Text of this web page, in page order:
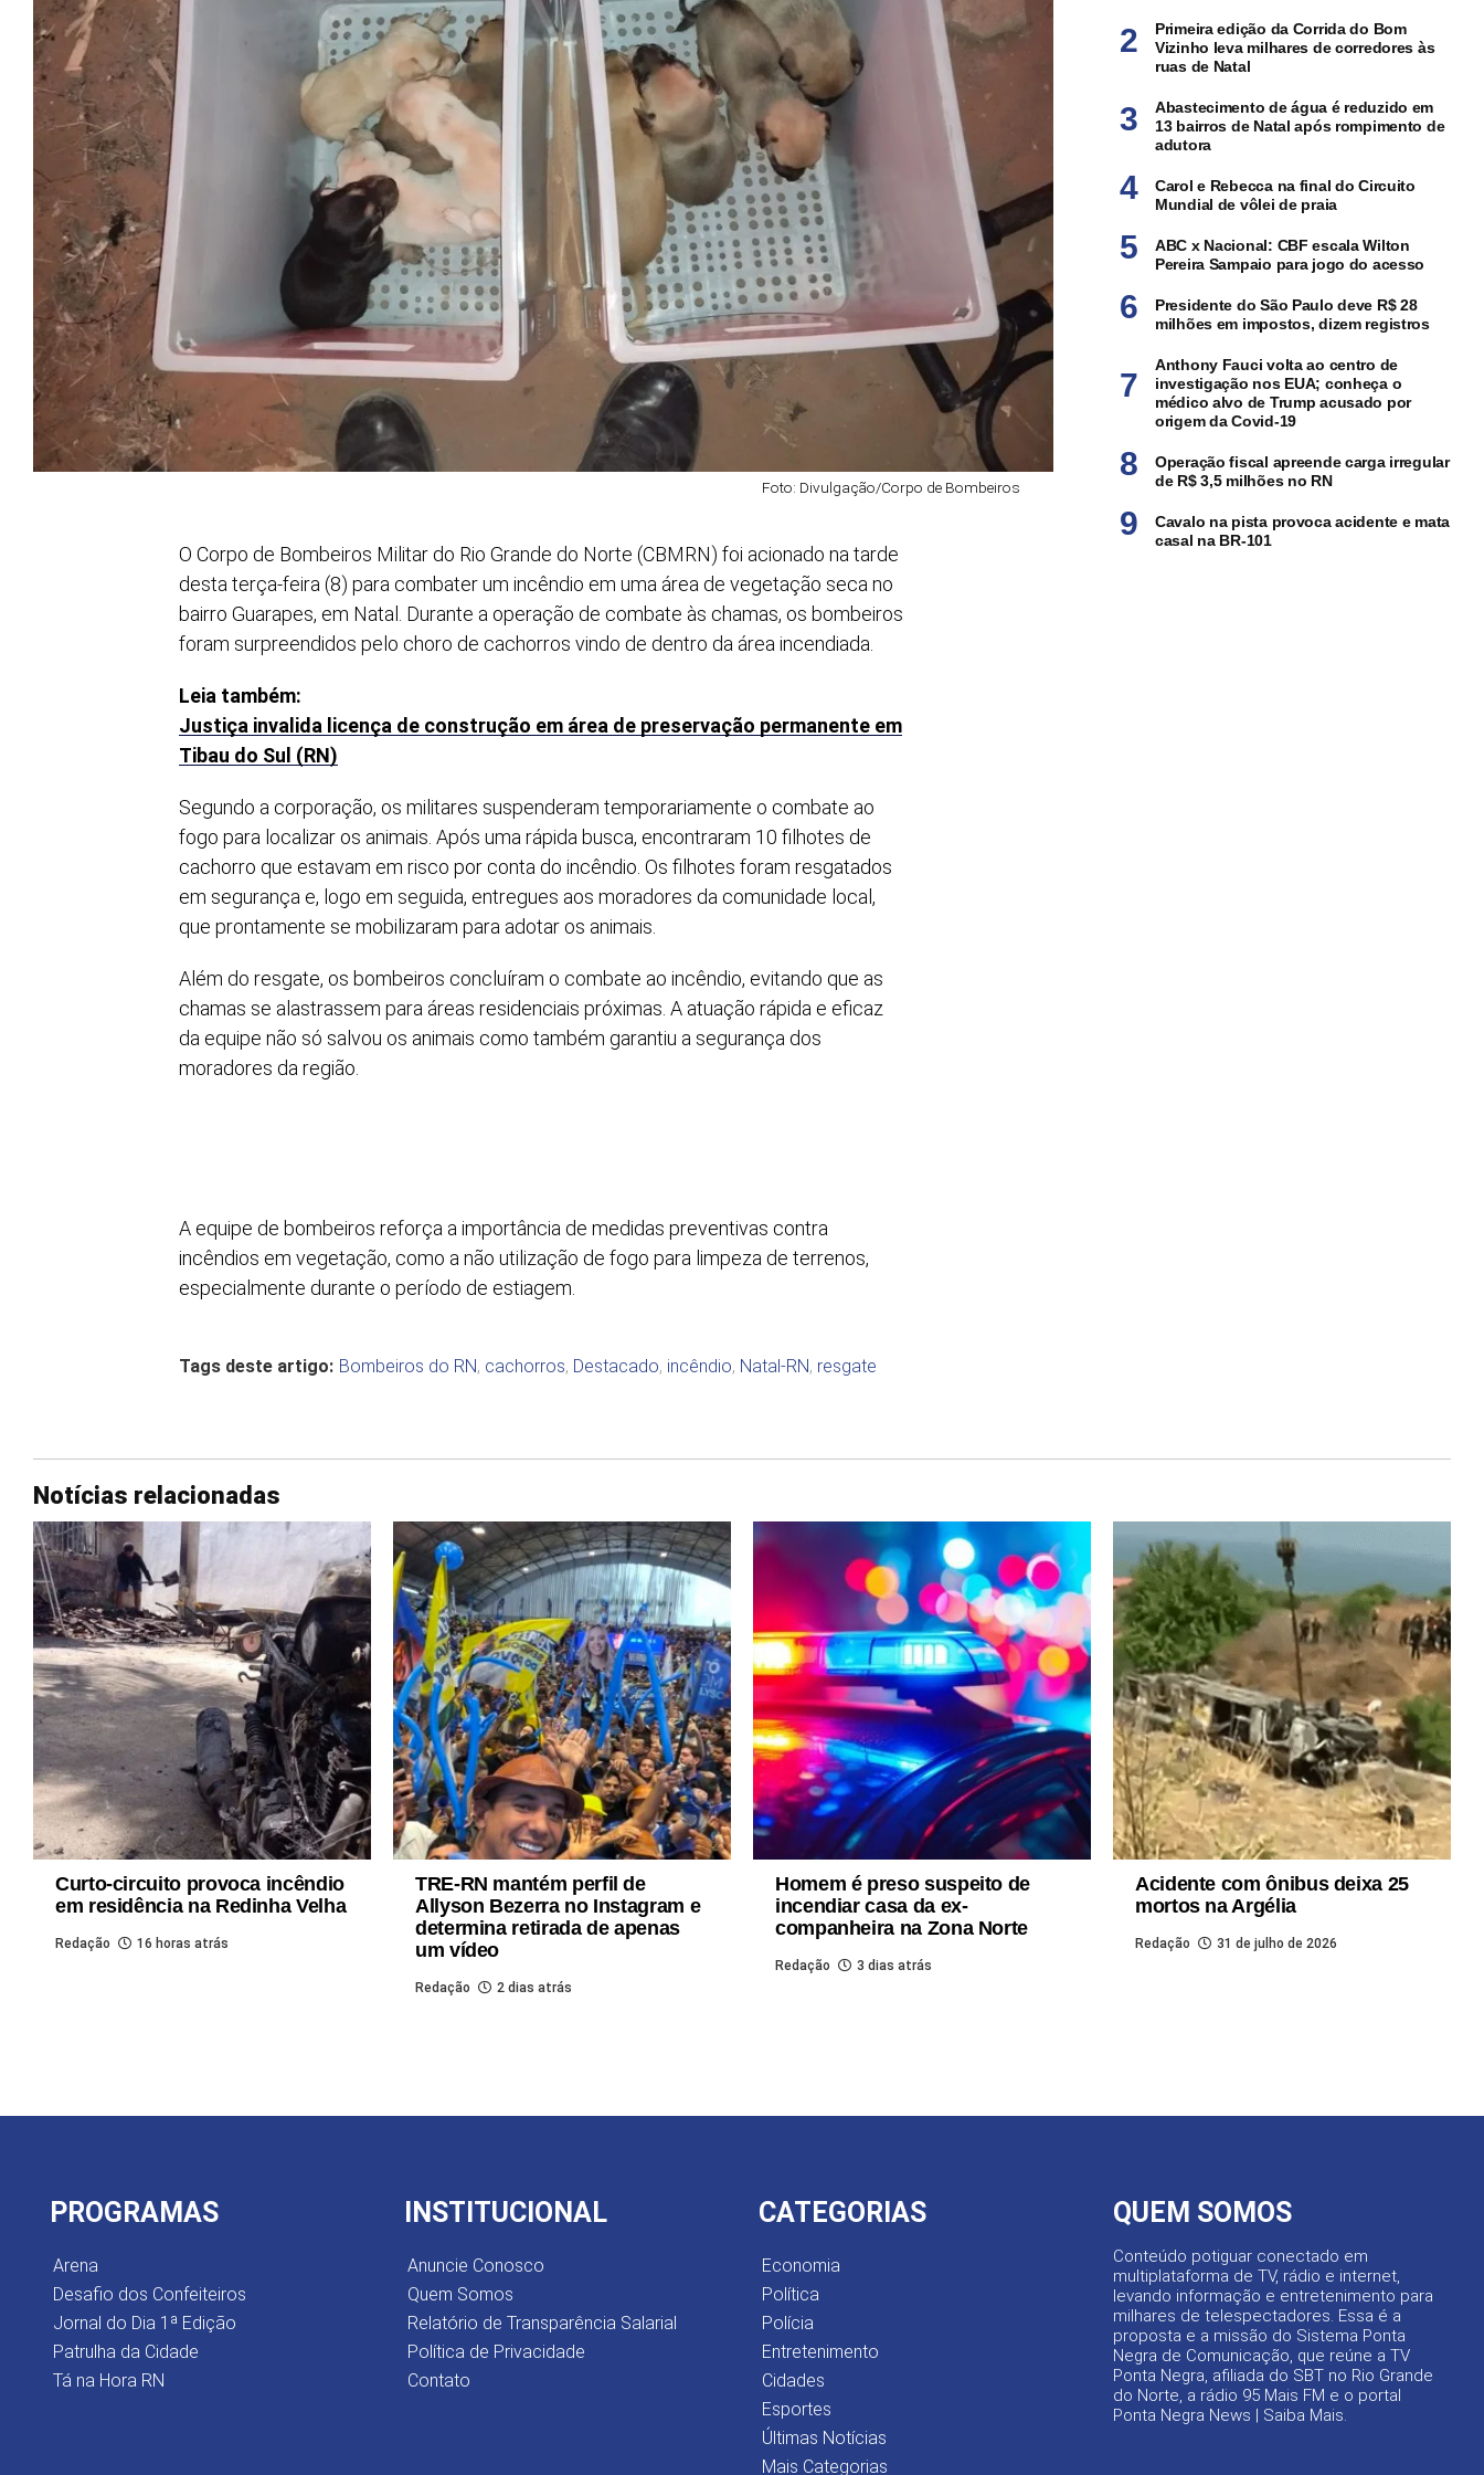
Foto: Divulgação/Corpo de Bombeiros
O Corpo de Bombeiros Militar do Rio Grande do Norte (CBMRN) foi acionado na tarde
desta terça-feira (8) para combater um incêndio em uma área de vegetação seca no
bairro Guarapes, em Natal. Durante a operação de combate às chamas, os bombeiros
foram surpreendidos pelo choro de cachorros vindo de dentro da área incendiada.
Leia também:
Justiça invalida licença de construção em área de preservação permanente em
Tibau do Sul (RN)
Segundo a corporação, os militares suspenderam temporariamente o combate ao
fogo para localizar os animais. Após uma rápida busca, encontraram 10 filhotes de
cachorro que estavam em risco por conta do incêndio. Os filhotes foram resgatados
em segurança e, logo em seguida, entregues aos moradores da comunidade local,
que prontamente se mobilizaram para adotar os animais.
Além do resgate, os bombeiros concluíram o combate ao incêndio, evitando que as
chamas se alastrassem para áreas residenciais próximas. A atuação rápida e eficaz
da equipe não só salvou os animais como também garantiu a segurança dos
moradores da região.
A equipe de bombeiros reforça a importância de medidas preventivas contra
incêndios em vegetação, como a não utilização de fogo para limpeza de terrenos,
especialmente durante o período de estiagem.
Tags deste artigo: Bombeiros do RN, cachorros, Destacado, incêndio, Natal-RN, resgate
Primeira edição da Corrida do Bom
Vizinho leva milhares de corredores às
ruas de Natal
Abastecimento de água é reduzido em
13 bairros de Natal após rompimento de
adutora
Carol e Rebecca na final do Circuito
Mundial de vôlei de praia
ABC x Nacional: CBF escala Wilton
Pereira Sampaio para jogo do acesso
Presidente do São Paulo deve R$ 28
milhões em impostos, dizem registros
Anthony Fauci volta ao centro de
investigação nos EUA; conheça o
médico alvo de Trump acusado por
origem da Covid-19
Operação fiscal apreende carga irregular
de R$ 3,5 milhões no RN
Cavalo na pista provoca acidente e mata
casal na BR-101
Notícias relacionadas
Curto-circuito provoca incêndio
em residência na Redinha Velha
Redação 16 horas atrás
TRE-RN mantém perfil de
Allyson Bezerra no Instagram e
determina retirada de apenas
um vídeo
Redação 2 dias atrás
Homem é preso suspeito de
incendiar casa da ex-
companheira na Zona Norte
Redação 3 dias atrás
Acidente com ônibus deixa 25
mortos na Argélia
Redação 31 de julho de 2026
PROGRAMAS
Arena
Desafio dos Confeiteiros
Jornal do Dia 1ª Edição
Patrulha da Cidade
Tá na Hora RN
INSTITUCIONAL
Anuncie Conosco
Quem Somos
Relatório de Transparência Salarial
Política de Privacidade
Contato
CATEGORIAS
Economia
Política
Polícia
Entretenimento
Cidades
Esportes
Últimas Notícias
Mais Categorias
QUEM SOMOS
Conteúdo potiguar conectado em
multiplataforma de TV, rádio e internet,
levando informação e entretenimento para
milhares de telespectadores. Essa é a
proposta e a missão do Sistema Ponta
Negra de Comunicação, que reúne a TV
Ponta Negra, afiliada do SBT no Rio Grande
do Norte, a rádio 95 Mais FM e o portal
Ponta Negra News | Saiba Mais.